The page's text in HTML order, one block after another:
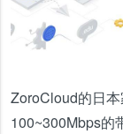
ZoroCloud的日
100~300Mbps的